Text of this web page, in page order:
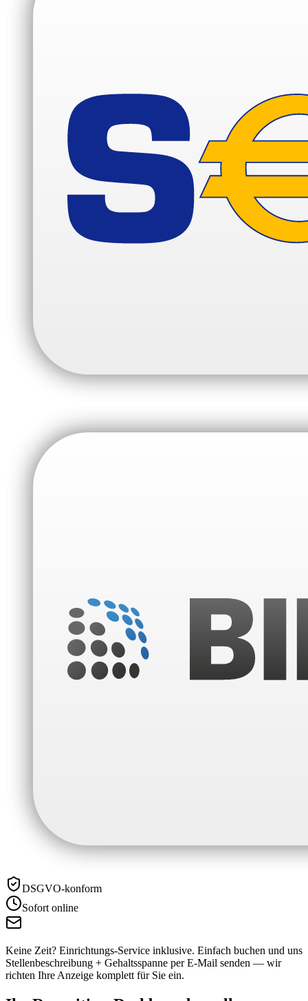
DSGVO-konform
Sofort online
Keine Zeit? Einrichtungs-Service inklusive. Einfach buchen und uns
Stellenbeschreibung + Gehaltsspanne per E-Mail senden — wir
richten Ihre Anzeige komplett für Sie ein.